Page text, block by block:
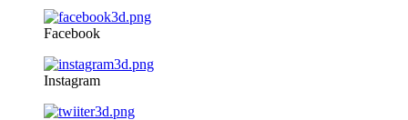
Facebook
Instagram